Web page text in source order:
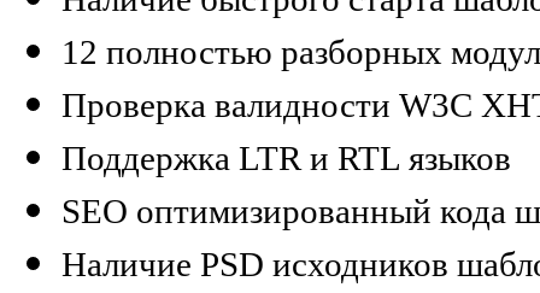
12 полностью разборных
Проверка валидности W3C
Поддержка LTR и RTL языков
SEO оптимизированный кода
Наличие PSD исходников